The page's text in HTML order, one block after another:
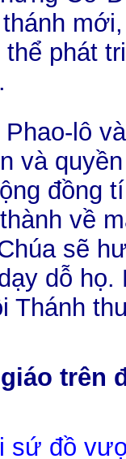
thánh
thể phát
lô
và
đồng
về
sẽ
dỗ họ.
Thánh
trên
sứ đồ